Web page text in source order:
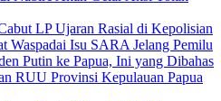
LP Ujaran Rasial di Kepolisian
Waspadai Isu SARA Jelang Pemilu
Putin ke Papua, Ini yang Dibahas
RUU Provinsi Kepulauan Papua